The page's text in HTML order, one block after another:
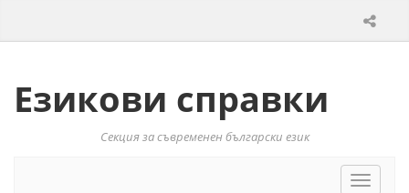
Езикови справки
Секция за съвременен български език
Toggle